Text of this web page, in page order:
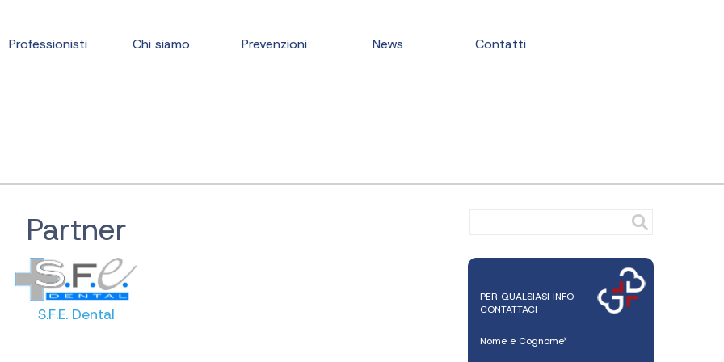
Professionisti Chi siamo Prevenzioni News Contatti
Partner
S.F.E. Dental
PER QUALSIASI INFO
CONTATTACI
Nome e Cognome*